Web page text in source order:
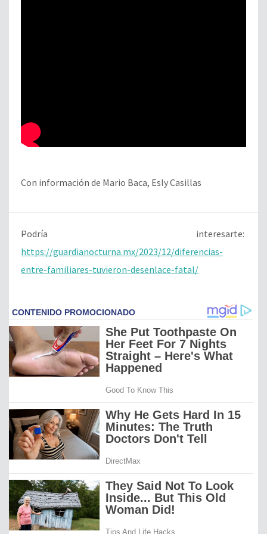
Con información de Mario Baca, Esly Casillas
Podría interesarte:
https://guardianocturna.mx/2023/12/diferencias-
entre-familiares-tuvieron-desenlace-fatal/